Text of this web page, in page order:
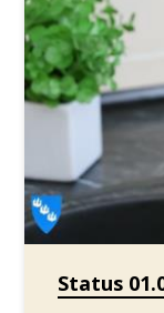
Status